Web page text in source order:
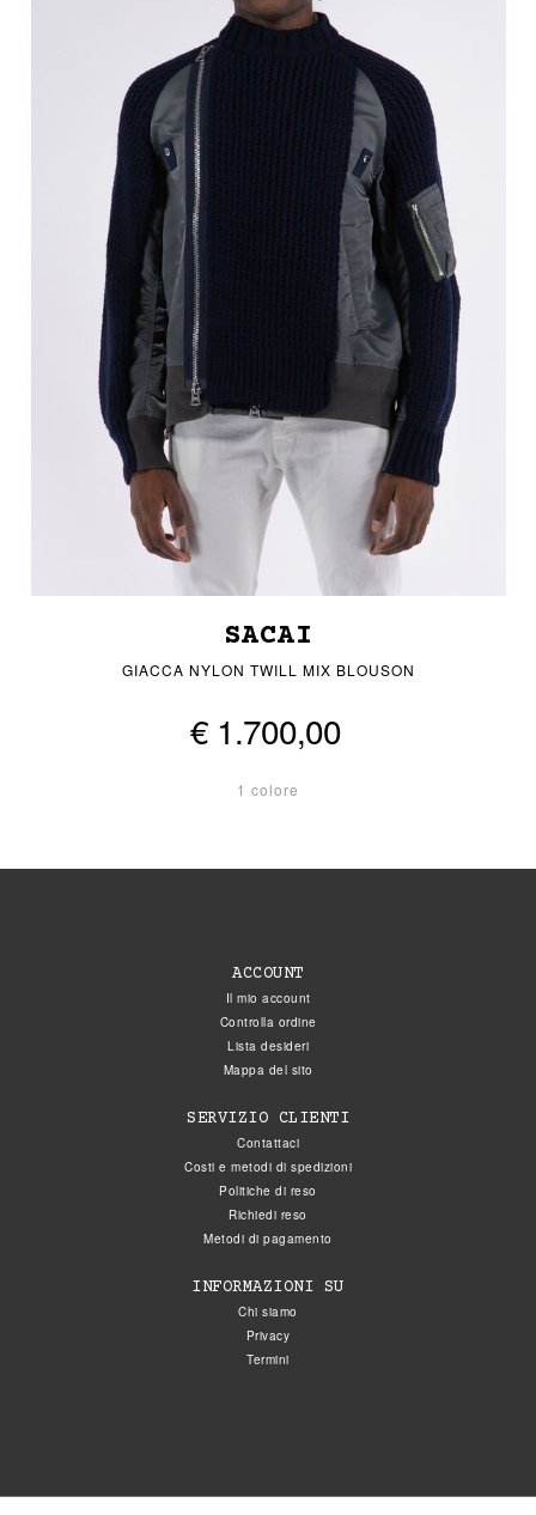
SACAI
GIACCA NYLON TWILL MIX BLOUSON
€ 1.700,00
1 colore
ACCOUNT
Il mio account
Controlla ordine
Lista desideri
Mappa del sito
SERVIZIO CLIENTI
Contattaci
Costi e metodi di spedizioni
Politiche di reso
Richiedi reso
Metodi di pagamento
INFORMAZIONI SU
Chi siamo
Privacy
Termini